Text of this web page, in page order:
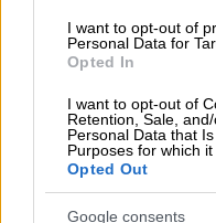
I want to opt-out of
Personal Data for
Opted In
I want to opt-out of
Retention, Sale,
Personal Data that
Purposes for which it
Opted Out
Google consents
Πικερμίου,
πλαίσιο στενής
δήμους, καθώς οι
αυτοψίες
ενημέρωση από τα
Τοπικής